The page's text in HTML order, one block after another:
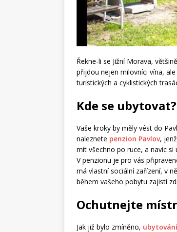
Řekne-li se Jižní Morava,
přijdou nejen milovníci vína,
turistických a cyklistických
Kde se ubytovat?
Vaše kroky by měly vést do
naleznete penzion Pavlov,
mít všechno po ruce, a navíc
V penzionu je pro vás
má vlastní sociální zařízení, v
během vašeho pobytu zajistí
Ochutnejte
Jak již bylo zmíněno,